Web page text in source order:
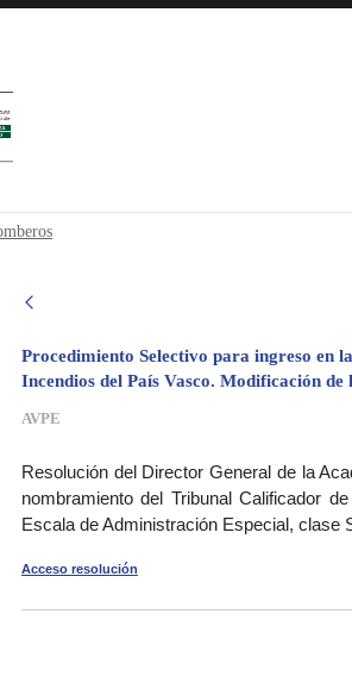
bomberos - avpe
Procedimiento Selectivo para ingreso en
Incendios del País Vasco. Modificación
AVPE
Resolución del Director General de la
nombramiento del Tribunal Calificador
Escala de Administración Especial, clase
Acceso resolución